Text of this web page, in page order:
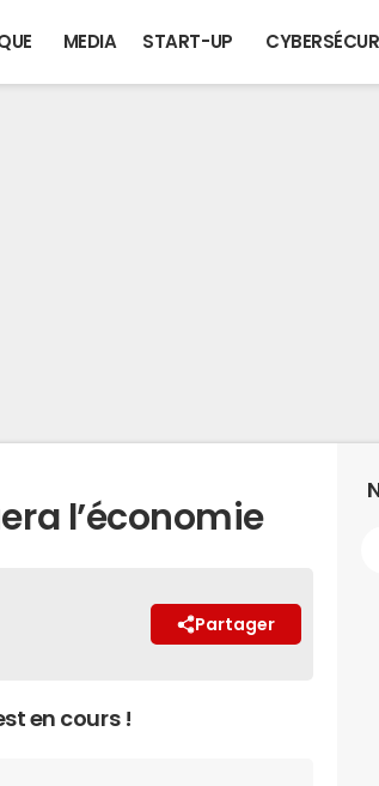
MEDIA START-UP
l’économie
Partager
en cours !